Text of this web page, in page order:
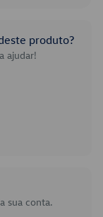
produto?
ajudar!
sua conta.